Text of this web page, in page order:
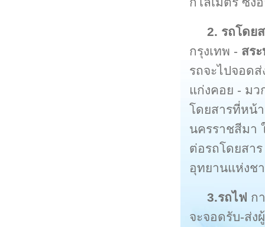
2. รถโดย
กรุงเทพ - สระ
รถจะไปจอด
แก่งคอย - มว
โดยสารที่หน้
นครราชสีมา
ต่อรถโดยสา
อุทยานแห่งช
3.รถไฟ ก
จะจอดรับ-ส่ง